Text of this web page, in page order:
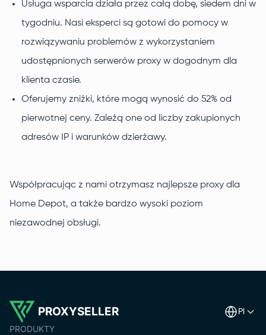
Usługa wsparcia działa przez całą dobę, siedem dni w
tygodniu. Nasi eksperci są gotowi do pomocy w
rozwiązywaniu problemów z wykorzystaniem
udostępnionych serwerów proxy w dogodnym dla
klienta czasie.
Oferujemy zniżki, które mogą wynosić do 52% od
pierwotnej ceny. Zależą one od liczby zakupionych
adresów IP i warunków dzierżawy.
Współpracując z nami otrzymasz najlepsze proxy dla
Home Depot, a także bardzo wysoki poziom
niezawodnej obsługi.
PROXYSELLER
PRODUKTY